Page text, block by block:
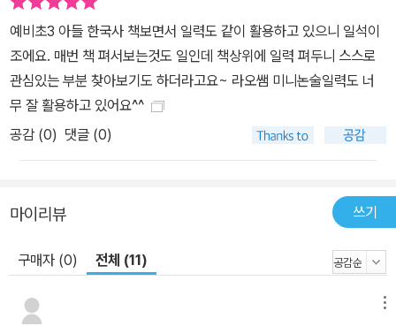
는 4단계 역사 이해 비법 1단계, 용어를 소리 내어 읽고 한 줄 설명을
읽어요. 2단계, 자세한 설명을 읽어요. 3단계, ‘한 걸음 더’, ‘탐방 정
보’, ‘활용 문장’으로 역사 지식을 쌓아요. 4단계, ‘어제 퀴즈’를 풀며
전날 배운 용어를 복습해요. 이렇게 순서대로 읽고, 말하고, 즐기다 보
면 역사 용어가 하나씩 머리에 쏙쏙 들어올 거예요. 이 과정을 통해 역
사를 단편적인 지식이 아닌 과거로부터 현재를 잇는 큰 줄기로 엮을
수 있게 됩니다. 한자 뜻만 읽어도 용어의 절반은 이해 용어 아래에 표
니다. 예컨대 ‘항쟁’이라는 용어는 ‘막을 항’, ‘다툴 쟁’을 읽으면서 그
한 뜻을 알고, 쉽게 풀어 쓴 역사 이야기 속에서 용어를 배우게 됩니
역사가 즐거워지는 깨알 정보와 퀴즈 조금 알게 되면 더 궁금한 것이
예비초3 아들 한국사 책보면서 일력도 같이 활용하고 있으니 일석이
조에요. 매번 책 펴서보는것도 일인데 책상위에 일력 펴두니 스스로
관심있는 부분 찾아보기도 하더라고요~ 라오쌤 미니논술일력도 너
무 잘 활용하고 있어요^^
공감 (0) 댓글 (0)
마이리뷰 쓰기
구매자 (0) 전체 (11)